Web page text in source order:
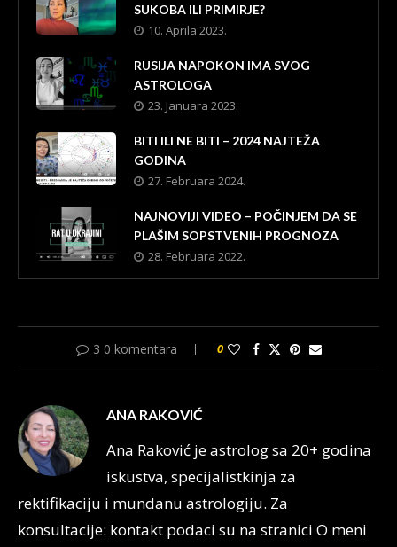
SUKOBA ILI PRIMIRJE?
10. Aprila 2023.
RUSIJA NAPOKON IMA SVOG
ASTROLOGA
23. Januara 2023.
BITI ILI NE BITI – 2024 NAJTEŽA
GODINA
27. Februara 2024.
NAJNOVIJI VIDEO – POČINJEM DA SE
PLAŠIM SOPSTVENIH PROGNOZA
28. Februara 2022.
3 0 komentara 0
ANA RAKOVIĆ
Ana Raković je astrolog sa 20+ godina
iskustva, specijalistkinja za
rektifikaciju i mundanu astrologiju. Za
konsultacije: kontakt podaci su na stranici O meni